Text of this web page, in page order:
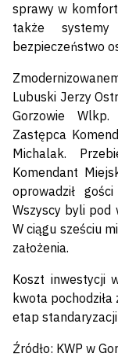
sprawy w
także systemy
bezpieczeństwo
Lubuski Jerzy
Gorzowie
Zastępca
Michalak.
Komendant
oprowadził
Wszyscy byli pod
W ciągu sześciu
założenia.
Koszt inwestycji
kwota
etap
Źródło: KWP w